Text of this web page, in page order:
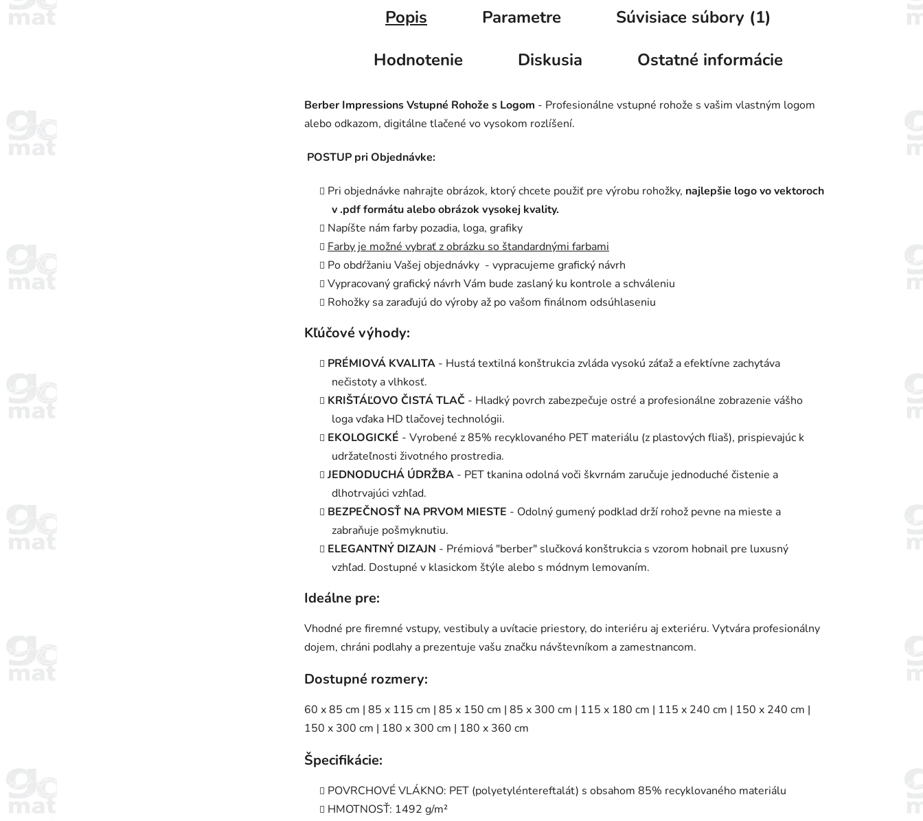
Popis Parametre
Súvisiace súbory (1)
Hodnotenie
Diskusia Ostatné informácie
Berber Impressions Vstupné Rohože s Logom - Profesionálne vstupné rohože s vašim vlastným logom
alebo odkazom, digitálne tlačené vo vysokom rozlíšení.
POSTUP pri Objednávke:
Pri objednávke nahrajte obrázok, ktorý chcete použiť pre výrobu rohožky, najlepšie logo vo vektoroch
v .pdf formátu alebo obrázok vysokej kvality.
Napíšte nám farby pozadia, loga, grafiky
Farby je možné vybrať z obrázku so štandardnými farbami
Po obdŕžaniu Vašej objednávky - vypracujeme grafický návrh
Vypracovaný grafický návrh Vám bude zaslaný ku kontrole a schváleniu
Rohožky sa zaraďujú do výroby až po vašom finálnom odsúhlaseniu
Kľúčové výhody:
PRÉMIOVÁ KVALITA - Hustá textilná konštrukcia zvláda vysokú záťaž a efektívne zachytáva
nečistoty a vlhkosť.
KRIŠTÁĽOVO ČISTÁ TLAČ - Hladký povrch zabezpečuje ostré a profesionálne zobrazenie vášho
loga vďaka HD tlačovej technológii.
EKOLOGICKÉ - Vyrobené z 85% recyklovaného PET materiálu (z plastových fliaš), prispievajúc k
udržateľnosti životného prostredia.
JEDNODUCHÁ ÚDRŽBA - PET tkanina odolná voči škvrnám zaručuje jednoduché čistenie a
dlhotrvajúci vzhľad.
BEZPEČNOSŤ NA PRVOM MIESTE - Odolný gumený podklad drží rohož pevne na mieste a
zabraňuje pošmyknutiu.
ELEGANTNÝ DIZAJN - Prémiová "berber" slučková konštrukcia s vzorom hobnail pre luxusný
vzhľad. Dostupné v klasickom štýle alebo s módnym lemovaním.
Ideálne pre:
Vhodné pre firemné vstupy, vestibuly a uvítacie priestory, do interiéru aj exteriéru. Vytvára profesionálny
dojem, chráni podlahy a prezentuje vašu značku návštevníkom a zamestnancom.
Dostupné rozmery:
60 x 85 cm | 85 x 115 cm | 85 x 150 cm | 85 x 300 cm | 115 x 180 cm | 115 x 240 cm | 150 x 240 cm |
150 x 300 cm | 180 x 300 cm | 180 x 360 cm
Špecifikácie:
POVRCHOVÉ VLÁKNO: PET (polyetyléntereftalát) s obsahom 85% recyklovaného materiálu
HMOTNOSŤ: 1492 g/m²